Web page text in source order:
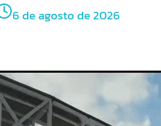
6 de agosto de 2026